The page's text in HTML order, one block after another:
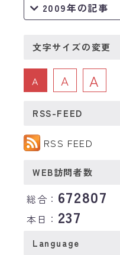
2009年の記事
文字サイズの変更
A A A
RSS-FEED
RSS FEED
WEB訪問者数
総合： 672807
本日： 237
Language